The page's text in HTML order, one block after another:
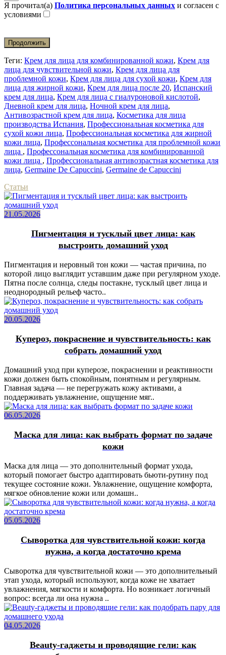
Я прочитал(а) Политика персональных данных и согласен с
условиями
Продолжить
Теги: Крем для лица для комбинированной кожи, Крем для
лица для чувствительной кожи, Крем для лица для
проблемной кожи, Крем для лица для сухой кожи, Крем для
лица для жирной кожи, Крем для лица после 20, Испанский
крем для лица, Крем для лица с гиалуроновой кислотой,
Дневной крем для лица, Ночной крем для лица,
Антивозрастной крем для лица, Косметика для лица
производства Испания, Профессиональная косметика для
сухой кожи лица, Профессиональная косметика для жирной
кожи лица, Профессональная косметика для проблемной кожи
лица , Профессональная косметика для комбинированной
кожи лица , Профессиональная антивозрастная косметика для
лица, Germaine De Capuccini, Germaine de Capuccini
Статьи
21.05.2026
Пигментация и тусклый цвет лица: как
выстроить домашний уход
Пигментация и неровный тон кожи — частая причина, по
которой лицо выглядит уставшим даже при регулярном уходе.
Пятна после солнца, следы постакне, тусклый цвет лица и
неоднородный рельеф часто..
20.05.2026
Купероз, покраснение и чувствительность: как
собрать домашний уход
Домашний уход при куперозе, покраснении и реактивности
кожи должен быть спокойным, понятным и регулярным.
Главная задача — не перегружать кожу активами, а
поддерживать увлажнение, ощущение мяг..
06.05.2026
Маска для лица: как выбрать формат по задаче
кожи
Маска для лица — это дополнительный формат ухода,
который помогает быстро адаптировать бьюти-рутину под
текущее состояние кожи. Увлажнение, ощущение комфорта,
мягкое обновление кожи или домашн..
05.05.2026
Сыворотка для чувствительной кожи: когда
нужна, а когда достаточно крема
Сыворотка для чувствительной кожи — это дополнительный
этап ухода, который используют, когда коже не хватает
увлажнения, мягкости и комфорта. Но возникает логичный
вопрос: всегда ли она нужна ..
04.05.2026
Beauty-гаджеты и проводящие гели: как